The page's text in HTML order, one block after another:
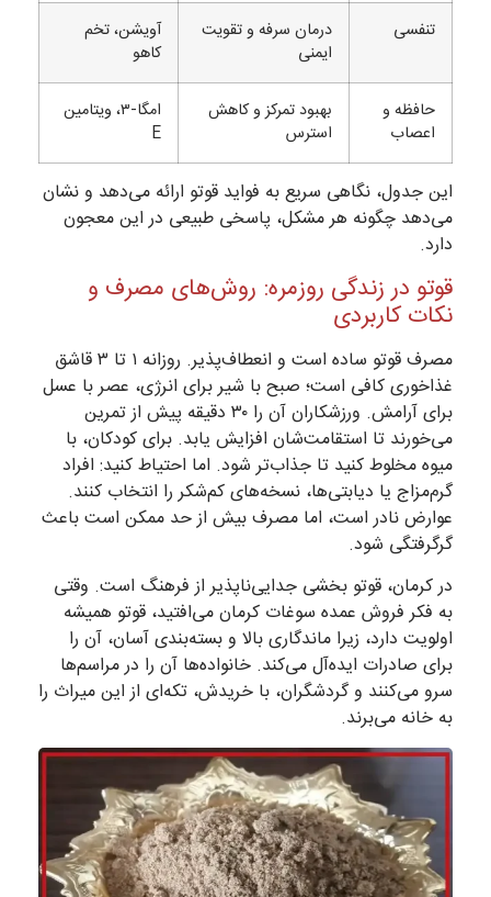
تنفسی
درمان سرفه و تقویت
ایمنی
آویشن، تخم
کاهو
حافظه و
اعصاب
بهبود تمرکز و کاهش
استرس
امگا-۳، ویتامین
E
این جدول، نگاهی سریع به فواید قوتو ارائه می‌دهد و نشان
می‌دهد چگونه هر مشکل، پاسخی طبیعی در این معجون
دارد.
قوتو در زندگی روزمره: روش‌های مصرف و
نکات کاربردی
مصرف قوتو ساده است و انعطاف‌پذیر. روزانه ۱ تا ۳ قاشق
غذاخوری کافی است؛ صبح با شیر برای انرژی، عصر با عسل
برای آرامش. ورزشکاران آن را ۳۰ دقیقه پیش از تمرین
می‌خورند تا استقامت‌شان افزایش یابد. برای کودکان، با
میوه مخلوط کنید تا جذاب‌تر شود. اما احتیاط کنید: افراد
گرم‌مزاج یا دیابتی‌ها، نسخه‌های کم‌شکر را انتخاب کنند.
عوارض نادر است، اما مصرف بیش از حد ممکن است باعث
گرگرفتگی شود.
در کرمان، قوتو بخشی جدایی‌ناپذیر از فرهنگ است. وقتی
به فکر فروش عمده سوغات کرمان می‌افتید، قوتو همیشه
اولویت دارد، زیرا ماندگاری بالا و بسته‌بندی آسان، آن را
برای صادرات ایده‌آل می‌کند. خانواده‌ها آن را در مراسم‌ها
سرو می‌کنند و گردشگران، با خریدش، تکه‌ای از این میراث را
به خانه می‌برند.